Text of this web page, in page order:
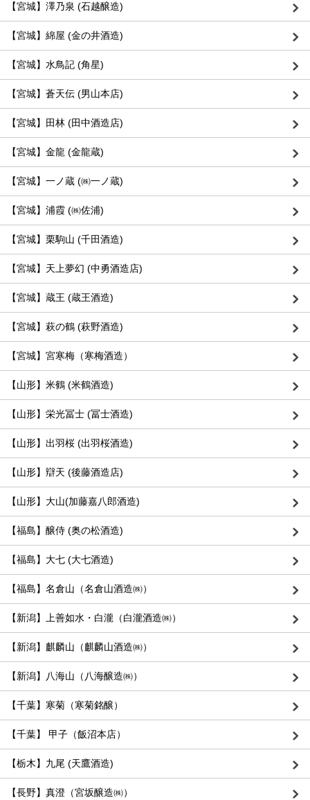
【宮城】澤乃泉 (石越醸造)
【宮城】綿屋 (金の井酒造)
【宮城】水鳥記 (角星)
【宮城】蒼天伝 (男山本店)
【宮城】田林 (田中酒造店)
【宮城】金龍 (金龍蔵)
【宮城】一ノ蔵 (㈱一ノ蔵)
【宮城】浦霞 (㈱佐浦)
【宮城】栗駒山 (千田酒造)
【宮城】天上夢幻 (中勇酒造店)
【宮城】蔵王 (蔵王酒造)
【宮城】萩の鶴 (萩野酒造)
【宮城】宮寒梅（寒梅酒造）
【山形】米鶴 (米鶴酒造)
【山形】栄光冨士 (冨士酒造)
【山形】出羽桜 (出羽桜酒造)
【山形】辯天 (後藤酒造店)
【山形】大山(加藤嘉八郎酒造)
【福島】醸侍 (奥の松酒造)
【福島】大七 (大七酒造)
【福島】名倉山（名倉山酒造㈱）
【新潟】上善如水・白瀧（白瀧酒造㈱）
【新潟】麒麟山（麒麟山酒造㈱）
【新潟】八海山（八海醸造㈱）
【千葉】寒菊（寒菊銘醸）
【千葉】 甲子（飯沼本店）
【栃木】九尾 (天鷹酒造)
【長野】真澄（宮坂醸造㈱）